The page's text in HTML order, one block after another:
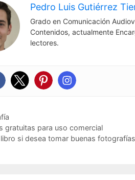
Pedro Luis Gutiérrez
Grado en Comunicación
Contenidos, actualmente
lectores.
gratuitas para uso comercial
si desea tomar buenas fotografías